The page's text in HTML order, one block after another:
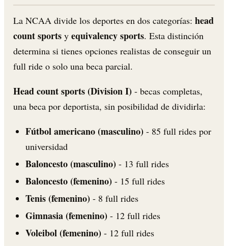
La NCAA divide los deportes en dos categorías: head
count sports y equivalency sports. Esta distinción
determina si tienes opciones realistas de conseguir un
full ride o solo una beca parcial.
Head count sports (Division I) - becas completas,
una beca por deportista, sin posibilidad de dividirla:
Fútbol americano (masculino)- 85 full rides por
universidad
Baloncesto (masculino)- 13 full rides
Baloncesto (femenino)- 15 full rides
Tenis (femenino)- 8 full rides
Gimnasia (femenino)- 12 full rides
Voleibol (femenino)- 12 full rides